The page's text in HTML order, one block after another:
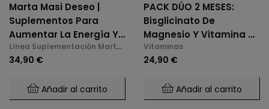
Marta Masi Deseo |
Suplementos Para
Aumentar La Energía Y
La Libido En La
Menopausia
Línea Suplementación Marta
Masi
34,90 €
Añadir al carrito
PACK DÚO 2 MESES:
Bisglicinato De
Magnesio Y Vitamina B6
(2 X 60 Cáps.)
Vitaminas
24,90 €
Añadir al carrito